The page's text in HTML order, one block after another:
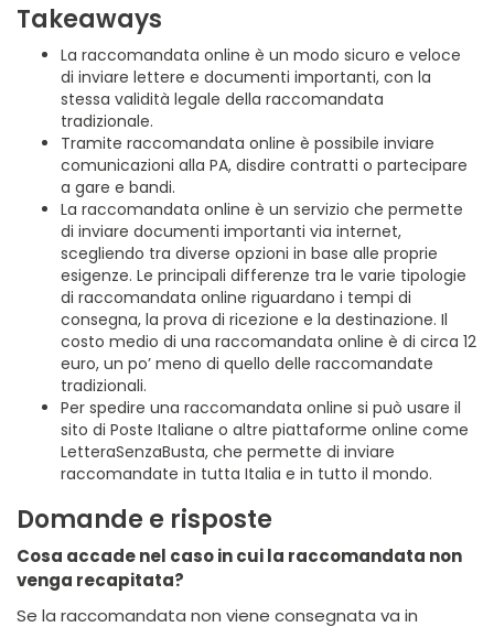
Takeaways
La raccomandata online è un modo sicuro e veloce
di inviare lettere e documenti importanti, con la
stessa validità legale della raccomandata
tradizionale.
Tramite raccomandata online è possibile inviare
comunicazioni alla PA, disdire contratti o partecipare
a gare e bandi.
La raccomandata online è un servizio che permette
di inviare documenti importanti via internet,
scegliendo tra diverse opzioni in base alle proprie
esigenze. Le principali differenze tra le varie tipologie
di raccomandata online riguardano i tempi di
consegna, la prova di ricezione e la destinazione. Il
costo medio di una raccomandata online è di circa 12
euro, un po’ meno di quello delle raccomandate
tradizionali.
Per spedire una raccomandata online si può usare il
sito di Poste Italiane o altre piattaforme online come
LetteraSenzaBusta, che permette di inviare
raccomandate in tutta Italia e in tutto il mondo.
Domande e risposte
Cosa accade nel caso in cui la raccomandata non
venga recapitata?
Se la raccomandata non viene consegnata va in